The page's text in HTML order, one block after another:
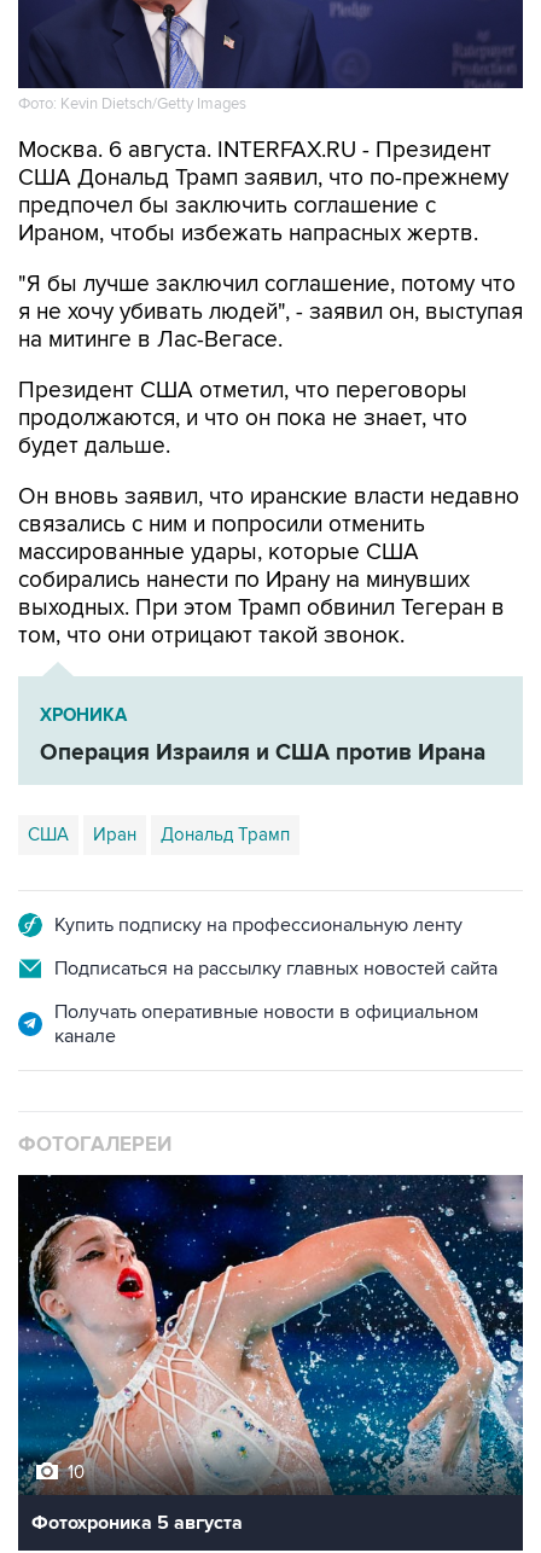
Фото: Kevin Dietsch/Getty Images
Москва. 6 августа. INTERFAX.RU - Президент
США Дональд Трамп заявил, что по-прежнему
предпочел бы заключить соглашение с
Ираном, чтобы избежать напрасных жертв.
"Я бы лучше заключил соглашение, потому что
я не хочу убивать людей", - заявил он, выступая
на митинге в Лас-Вегасе.
Президент США отметил, что переговоры
продолжаются, и что он пока не знает, что
будет дальше.
Он вновь заявил, что иранские власти недавно
связались с ним и попросили отменить
массированные удары, которые США
собирались нанести по Ирану на минувших
выходных. При этом Трамп обвинил Тегеран в
том, что они отрицают такой звонок.
ХРОНИКА
Операция Израиля и США против Ирана
США Иран Дональд Трамп
Купить подписку на профессиональную ленту
Подписаться на рассылку главных новостей сайта
Получать оперативные новости в официальном
канале
ФОТОГАЛЕРЕИ
10
Фотохроника 5 августа